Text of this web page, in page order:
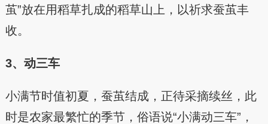
茧”放在用稻草扎成的稻草山上，以祈求蚕茧丰
收。
3、动三车
小满节时值初夏，蚕茧结成，正待采摘续丝，此
时是农家最繁忙的季节，俗语说“小满动三车”，